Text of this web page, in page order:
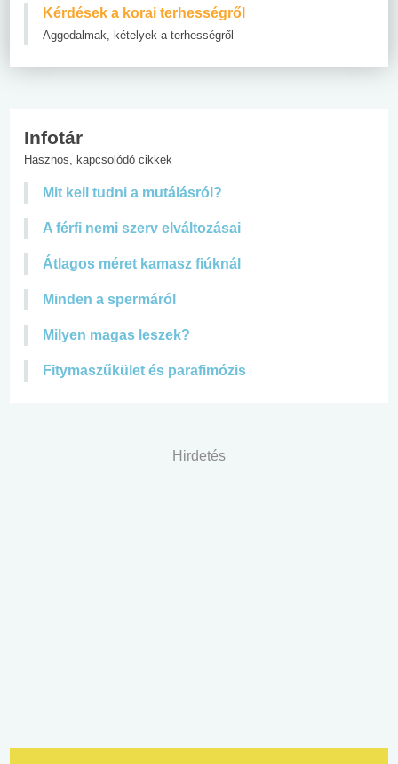
Kérdések a korai terhességről
Aggodalmak, kételyek a terhességről
Infotár
Hasznos, kapcsolódó cikkek
Mit kell tudni a mutálásról?
A férfi nemi szerv elváltozásai
Átlagos méret kamasz fiúknál
Minden a spermáról
Milyen magas leszek?
Fitymaszűkület és parafimózis
Hirdetés